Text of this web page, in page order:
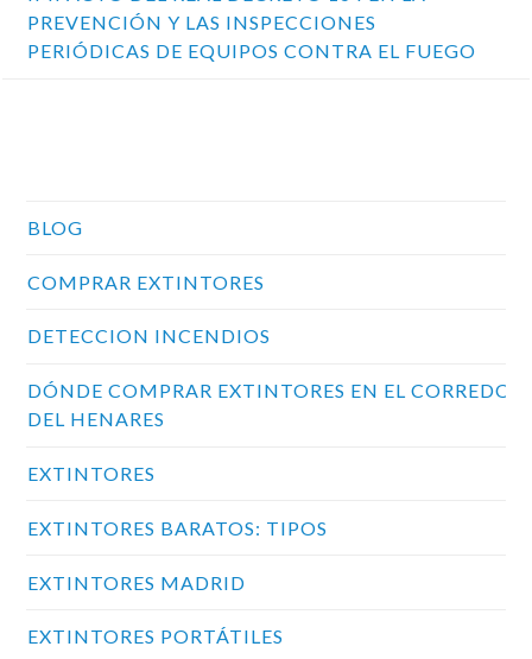
PREVENCIÓN Y LAS INSPECCIONES
PERIÓDICAS DE EQUIPOS CONTRA EL FUEGO
BLOG
COMPRAR EXTINTORES
DETECCION INCENDIOS
DÓNDE COMPRAR EXTINTORES EN EL CORREDOR
DEL HENARES
EXTINTORES
EXTINTORES BARATOS: TIPOS
EXTINTORES MADRID
EXTINTORES PORTÁTILES